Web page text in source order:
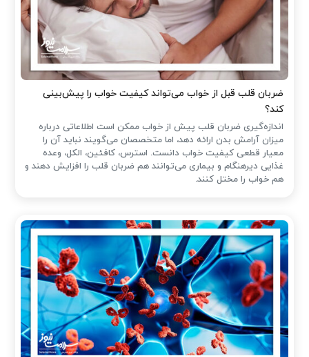
ضربان قلب قبل از خواب می‌تواند کیفیت خواب را پیش‌بینی
کند؟
اندازه‌گیری ضربان قلب پیش از خواب ممکن است اطلاعاتی درباره
میزان آرامش بدن ارائه دهد، اما متخصصان می‌گویند نباید آن را
معیار قطعی کیفیت خواب دانست. استرس، کافئین، الکل، وعده
غذایی دیرهنگام و بیماری می‌توانند هم ضربان قلب را افزایش دهند و
هم خواب را مختل کنند.